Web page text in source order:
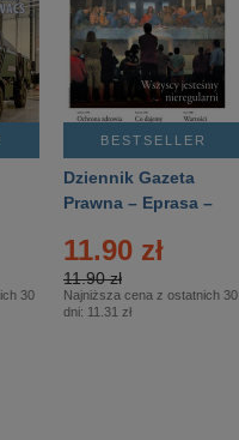
30
BESTSELLER
Dziennik Gazeta
Prawna – Eprasa –
11.90 zł
11.90 zł
Najniższa cena z ostatnich 30
dni: 11.31 zł